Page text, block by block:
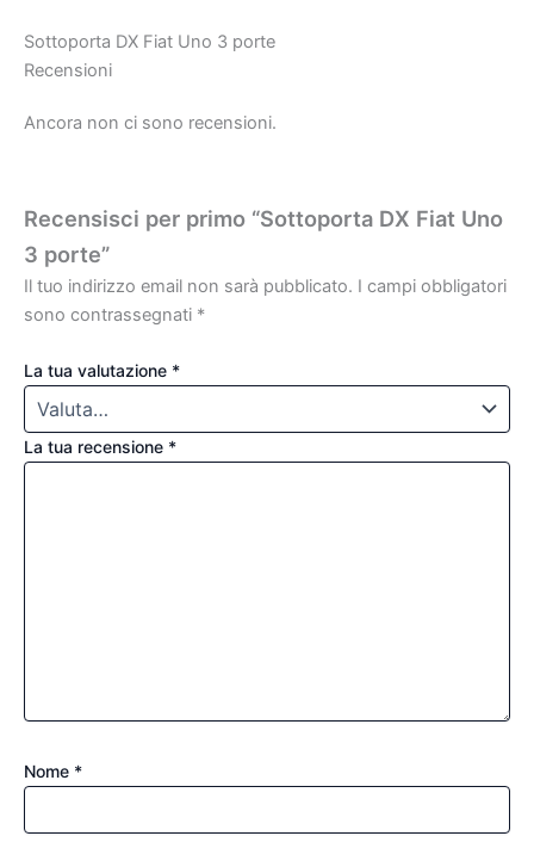
Sottoporta DX Fiat Uno 3 porte
Recensioni
Ancora non ci sono recensioni.
Recensisci per primo “Sottoporta DX Fiat Uno
3 porte”
Il tuo indirizzo email non sarà pubblicato. I campi obbligatori
sono contrassegnati *
La tua valutazione *
La tua recensione *
Nome *